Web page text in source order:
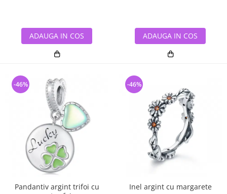
ADAUGA IN COS ADAUGA IN COS
Pandantiv argint trifoi cu
-46%
Inel argint cu margarete
-46%